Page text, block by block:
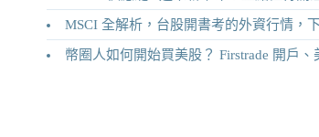
MSCI 全解析，台股開書考的外資行情，下次調整你準備好了
幣圈人如何開始買美股？ Firstrade 開戶、美股交易機制完